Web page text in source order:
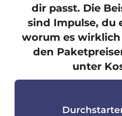
dir passt. Die
sind Impulse, du
worum es
den
unter